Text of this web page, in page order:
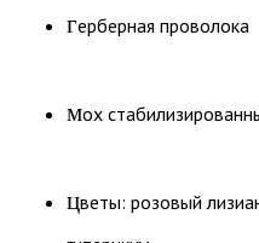
герберная проволока
мох
цветы: розовый